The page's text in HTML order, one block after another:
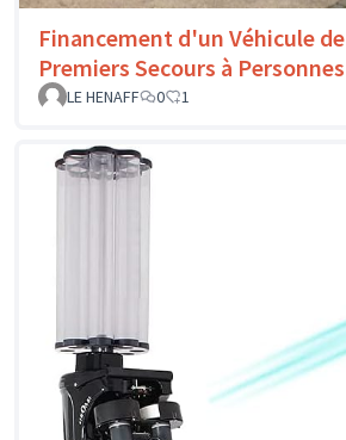
Financement d'un Véhicule de
Premiers Secours à Personnes
LE HENAFF
0 1